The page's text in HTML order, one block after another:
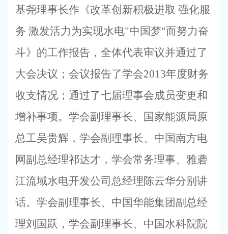
基尧理事长作《改革创新积极进取 强化服
务 激发活力为实现水电"中国梦"而努力奋
斗》的工作报告，全体代表审议并通过了
大会决议；会议报告了学会2013年度财务
收支情况；通过了七届理事会成员变更和
增补事项。学会副理事长、国家能源局原
总工吴贵辉，学会副理事长、中国南方电
网副总经理祁达才，学会常务理事、雅砻
江流域水电开发公司总经理陈云华分别讲
话。学会副理事长、中国华能集团副总经
理刘国跃，学会副理事长、中国水科院院